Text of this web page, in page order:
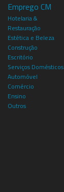
Emprego CM
Hotelaria &
Restauração
Estética e Beleza
Construção
Escritório
Serviços Domésticos
Automóvel
Comércio
Ensino
Outros